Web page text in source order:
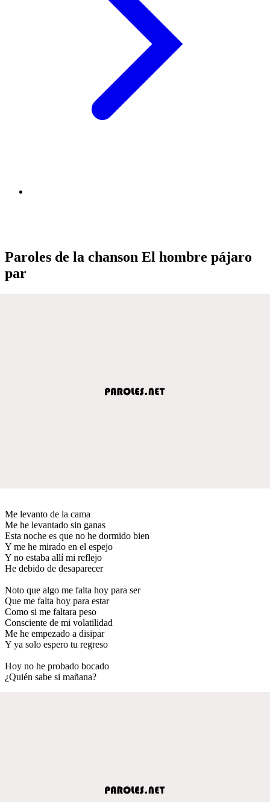
Paroles de la chanson El hombre pájaro
par
Me levanto de la cama
Me he levantado sin ganas
Esta noche es que no he dormido bien
Y me he mirado en el espejo
Y no estaba allí mi reflejo
He debido de desaparecer
Noto que algo me falta hoy para ser
Que me falta hoy para estar
Como si me faltara peso
Consciente de mi volatilidad
Me he empezado a disipar
Y ya solo espero tu regreso
Hoy no he probado bocado
¿Quién sabe si mañana?